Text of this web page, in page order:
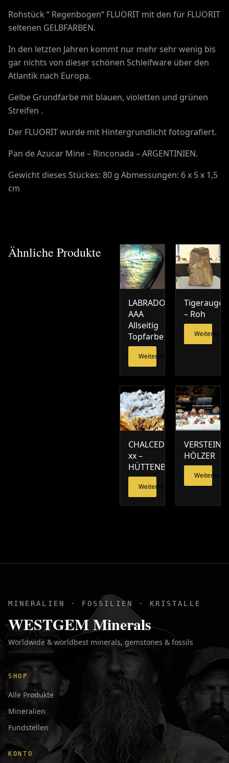
Rohstück “ Regenbogen“ FLUORIT mit den für FLUORIT
seltenen GELBFARBEN.
In den letzten Jahren kommt nur mehr sehr wenig bis
gar nichts von dieser schönen Schleifware über den
Atlantik nach Europa.
Gelbe Grundfarbe mit blauen, violetten und grünen
Streifen .
Der FLUORIT wurde mit Hintergrundlicht fotografiert.
Pan de Azucar Mine – Rinconada – ARGENTINIEN.
Gewicht dieses Stückes: 80 g Abmessungen: 6 x 5 x 1,5
cm
Ähnliche Produkte
LABRADORIT
AAA
Allseitig
Topfarbe
Weiterlesen
Tigerauge
– Roh
Weiterlesen
CHALCEDON
xx –
HÜTTENBERG
Weiterlesen
HÖLZER
Weiterlesen
MINERALIEN · FOSSILIEN · KRISTALLE
WESTGEM Minerals
Worldwide & worldbest minerals, gemstones & fossils
SHOP
Alle Produkte
Mineralien
Fundstellen
KONTO